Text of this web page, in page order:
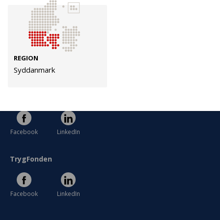
REGION
Syddanmark
Cookies
Persondata
Følg os
Facebook LinkedIn
TrygFonden
Facebook LinkedIn